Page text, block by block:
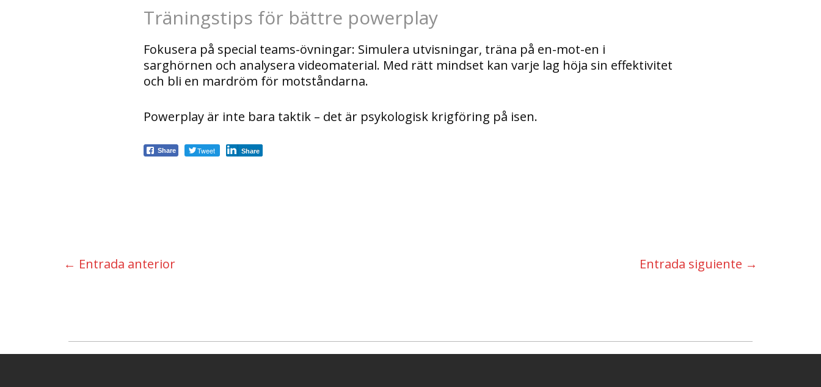
Träningstips för bättre powerplay
Fokusera på special teams-övningar: Simulera utvisningar, träna på en-mot-en i
sarghörnen och analysera videomaterial. Med rätt mindset kan varje lag höja sin effektivitet
och bli en mardröm för motståndarna.
Powerplay är inte bara taktik – det är psykologisk krigföring på isen.
Share Tweet Share
← Entrada anterior Entrada siguiente →